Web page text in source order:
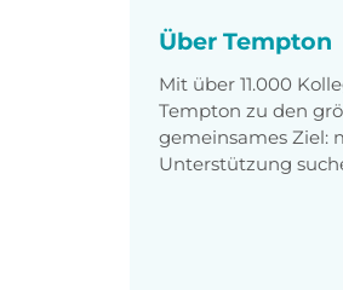
Über Tempton
Mit über 11.000
Tempton zu den
gemeinsames Ziel:
Unterstützung